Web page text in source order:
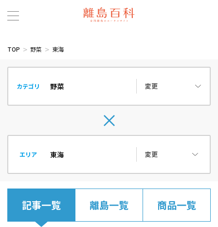
TOP 野菜 東海
カテゴリ 変更
エリア 変更
記事一覧 離島一覧 商品一覧